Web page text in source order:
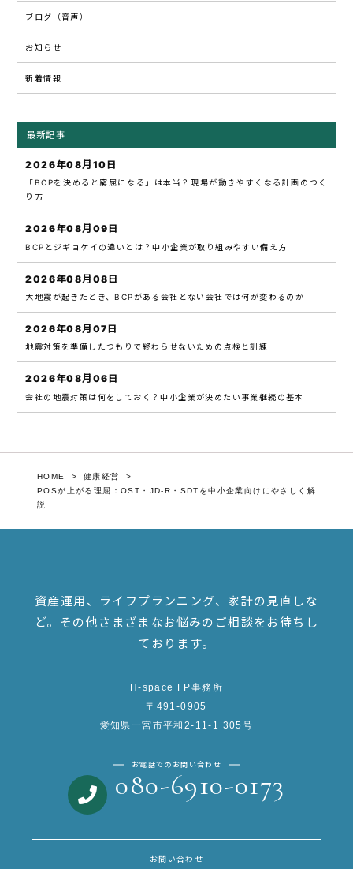
ブログ（音声）
お知らせ
新着情報
最新記事
2026年08月10日
「BCPを決めると窮屈になる」は本当？現場が動きやすくなる計画のつく
り方
2026年08月09日
BCPとジギョケイの違いとは？中小企業が取り組みやすい備え方
2026年08月08日
大地震が起きたとき、BCPがある会社とない会社では何が変わるのか
2026年08月07日
地震対策を準備したつもりで終わらせないための点検と訓練
2026年08月06日
会社の地震対策は何をしておく？中小企業が決めたい事業継続の基本
HOME
健康経営
POSが上がる理屈：OST・JD-R・SDTを中小企業向けにやさしく解
説
資産運用、ライフプランニング、家計の見直しな
ど。 その他さまざまなお悩みのご相談をお待ちし
ております。
H-space FP事務所
〒491-0905
愛知県一宮市平和2-11-1 305号
お電話でのお問い合わせ
080-6910-0173
お問い合わせ